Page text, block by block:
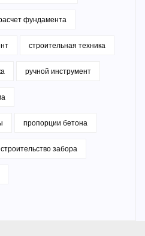
фундамента
строительная техника
ручной инструмент
пропорции бетона
строительство забора